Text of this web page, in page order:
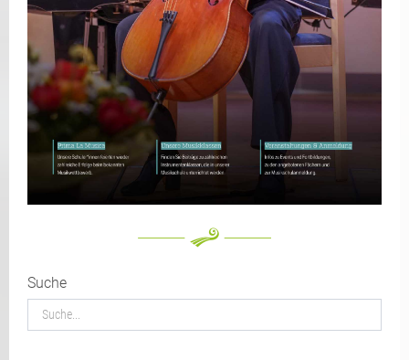
Suche